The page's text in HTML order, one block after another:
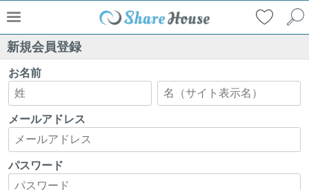
新規会員登録
お名前
メールアドレス
パスワード